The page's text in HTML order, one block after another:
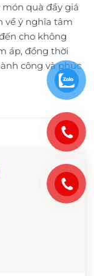
quà đầy giá
về ý nghĩa tâm
cho không
áp, đồng thời
công và phúc